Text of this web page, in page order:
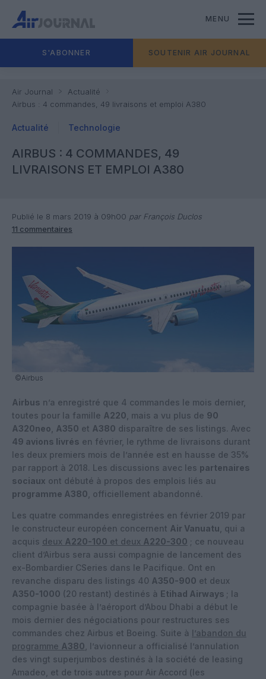
MENU
S'ABONNER SOUTENIR AIR JOURNAL
Air Journal
Actualité
Airbus : 4 commandes, 49 livraisons et emploi A380
Actualité Technologie
AIRBUS : 4 COMMANDES, 49
LIVRAISONS ET EMPLOI A380
Publié le 8 mars 2019 à 09h00 par François Duclos
11 commentaires
©Airbus
Airbus n’a enregistré que 4 commandes le mois dernier,
toutes pour la famille A220 , mais a vu plus de 90
A320neo
A350 et A380 disparaître de ses listings. Avec
49 avions livrés en février, le rythme de livraisons durant
les deux premiers mois de l’année est en hausse de 35%
par rapport à 2018. Les discussions avec les partenaires
sociaux ont débuté à propos des emplois liés au
programme A380 , officiellement abandonné.
Les quatre commandes enregistrées en février 2019 par
le constructeur européen concernent Air Vanuatu , qui a
acquis deux A220-100 et deux A220-300 ; ce nouveau
client d’Airbus sera aussi compagnie de lancement des
ex-Bombardier CSeries dans le Pacifique. Ont en
revanche disparu des listings 40 A350-900 et deux
A350-1000 (20 restant) destinés à Etihad Airways ; la
compagnie basée à l’aéroport d’Abou Dhabi a début le
mois dernier des négociations pour restructures ses
commandes chez Airbus et Boeing. Suite à l’abandon du
programme A380 , l’avionneur a officialisé l’annulation
des vingt superjumbos destinés à la société de leasing
Amadeo, et de trois autres pour Air Accord (les